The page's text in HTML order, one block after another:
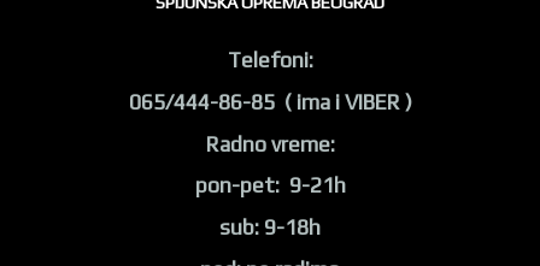
Telefoni:
065/444-86-85 ( ima i VIBER )
Radno vreme:
pon-pet: 9-21h
sub: 9-18h